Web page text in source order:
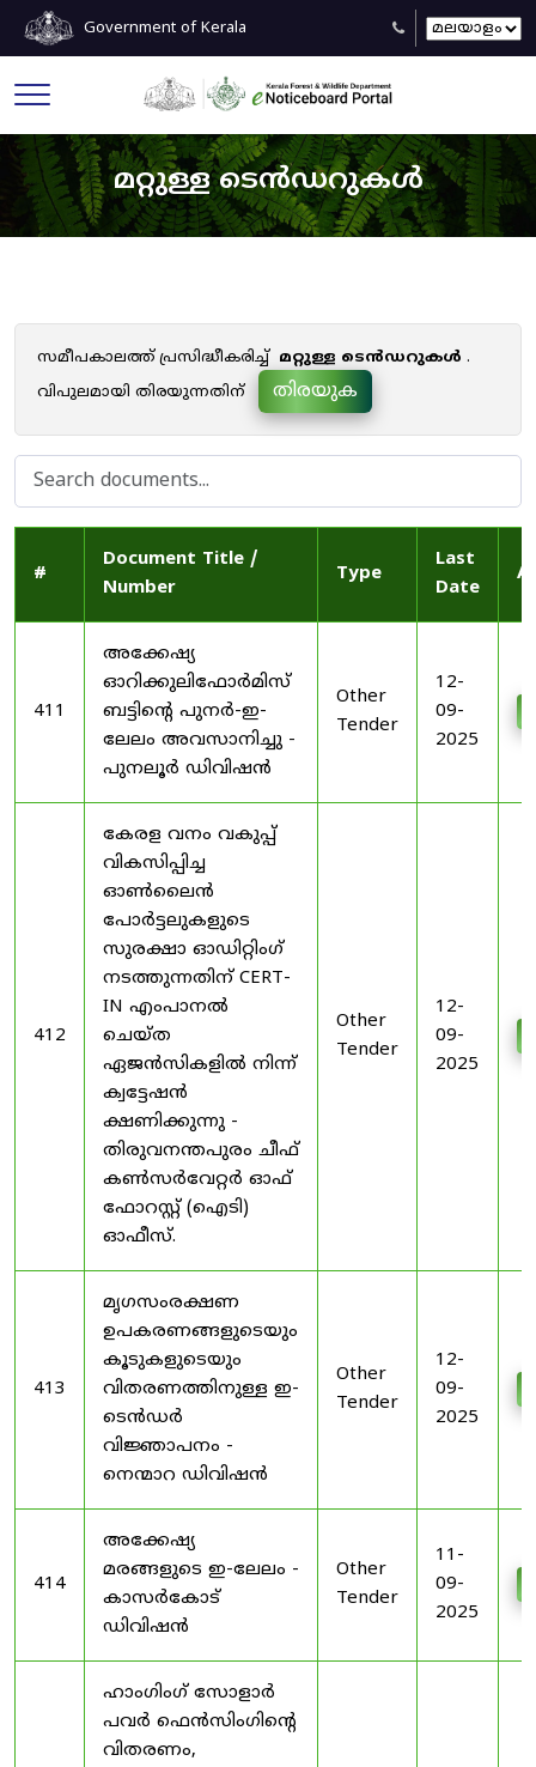
Government of Kerala
മറ്റുള്ള ടെൻഡറുകൾ
സമീപകാലത്ത് പ്രസിദ്ധീകരിച്ച് മറ്റുള്ള ടെൻഡറുകൾ .
വിപുലമായി തിരയുന്നതിന്
തിരയുക
#
Document Title /
Number
Type
Last
Date
411
അക്കേഷ്യ
ഓറിക്കുലിഫോർമിസ്
ബട്ടിന്റെ പുനർ-ഇ-
ലേലം അവസാനിച്ചു -
പുനലൂർ ഡിവിഷൻ
Other
Tender
12-
09-
2025
412
കേരള വനം വകുപ്പ്
വികസിപ്പിച്ച
ഓൺലൈൻ
പോർട്ടലുകളുടെ
സുരക്ഷാ ഓഡിറ്റിംഗ്
നടത്തുന്നതിന് CERT-
IN എംപാനൽ
ചെയ്ത
ഏജൻസികളിൽ നിന്ന്
ക്വട്ടേഷൻ
ക്ഷണിക്കുന്നു -
തിരുവനന്തപുരം ചീഫ്
കൺസർവേറ്റർ ഓഫ്
ഫോറസ്റ്റ് (ഐടി)
ഓഫീസ്.
Other
Tender
12-
09-
2025
413
മൃഗസംരക്ഷണ
ഉപകരണങ്ങളുടെയും
കൂടുകളുടെയും
വിതരണത്തിനുള്ള ഇ-
ടെൻഡർ
വിജ്ഞാപനം -
നെന്മാറ ഡിവിഷൻ
Other
Tender
12-
09-
2025
414
അക്കേഷ്യ
മരങ്ങളുടെ ഇ-ലേലം -
കാസർകോട്
ഡിവിഷൻ
Other
Tender
11-
09-
2025
ഹാംഗിംഗ് സോളാർ
പവർ ഫെൻസിംഗിന്റെ
വിതരണം,